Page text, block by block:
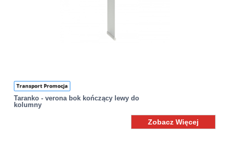
Transport Promocja
Taranko - verona bok kończący lewy do
kolumny
Zobacz Więcej